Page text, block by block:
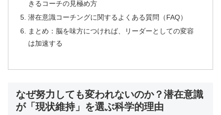
🎥 創造者としての目覚め
⏰限定
✨創造力覚醒の クリエイティブ瞑想 を実践
きるコーチの見極め方
潜在意識コーチングに関するよくある質問（FAQ）
まとめ：脳を味方につければ、リーダーとしての変容
は加速する
なぜ努力しても変われないのか？潜在意識
が「現状維持」を選ぶ科学的理由